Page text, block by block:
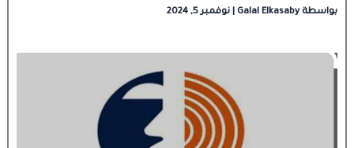
بواسطة Galal Elkasaby نوفمبر 5, 2024